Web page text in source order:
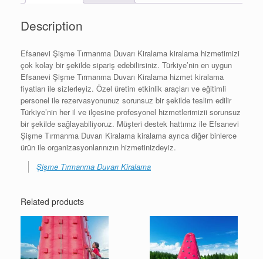
Description
Efsanevi Şişme Tırmanma Duvarı Kiralama kiralama hizmetimizi
çok kolay bir şekilde sipariş edebilirsiniz. Türkiye’nin en uygun
Efsanevi Şişme Tırmanma Duvarı Kiralama hizmet kiralama
fiyatları ile sizlerleyiz. Özel üretim etkinlik araçları ve eğitimli
personel ile rezervasyonunuz sorunsuz bir şekilde teslim edilir
Türkiye’nin her il ve ilçesine profesyonel hizmetlerimizii sorunsuz
bir şekilde sağlayabiliyoruz. Müşteri destek hattımız ile Efsanevi
Şişme Tırmanma Duvarı Kiralama kiralama ayrıca diğer binlerce
ürün ile organizasyonlarınızın hizmetinizdeyiz.
Şişme Tırmanma Duvarı Kiralama
Related products